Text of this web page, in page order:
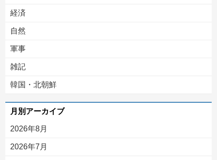
経済
自然
軍事
雑記
韓国・北朝鮮
月別アーカイブ
2026年8月
2026年7月